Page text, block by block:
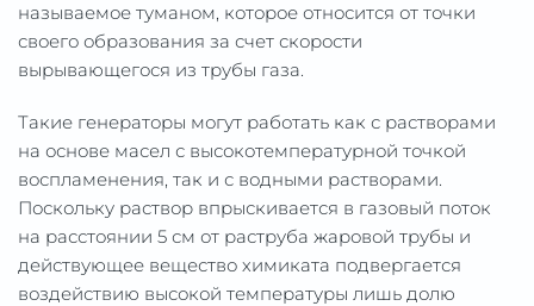
называемое туманом, которое относится от точки
своего образования за счет скорости
вырывающегося из трубы газа.
Такие генераторы могут работать как с растворами
на основе масел с высокотемпературной точкой
воспламенения, так и с водными растворами.
Поскольку раствор впрыскивается в газовый поток
на расстоянии 5 см от раструба жаровой трубы и
действующее вещество химиката подвергается
воздействию высокой температуры лишь долю